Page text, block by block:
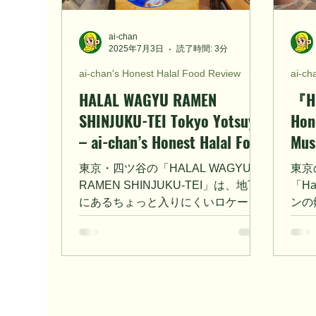
HALAL WAGYU RAMEN
SHINJUKU-TEI Tokyo Yotsuya
– ai-chan’s Honest Halal Food
Review for Muslim Travelers
東京・四ツ谷の「HALAL WAGYU
RAMEN SHINJUKU-TEI」は、地下
にあるちょっと入りにくいロケーシ
ョンながら、本格的なハラルラーメ
ンが味わえる穴場レストラン。チキ
ンベースのスープはやさしい旨み
ai-chan's Honest Halal Food Review
ai-chan
2025年7月3日
読了時間: 3分
東京
「
ンの
すが
めま
派な
ai-